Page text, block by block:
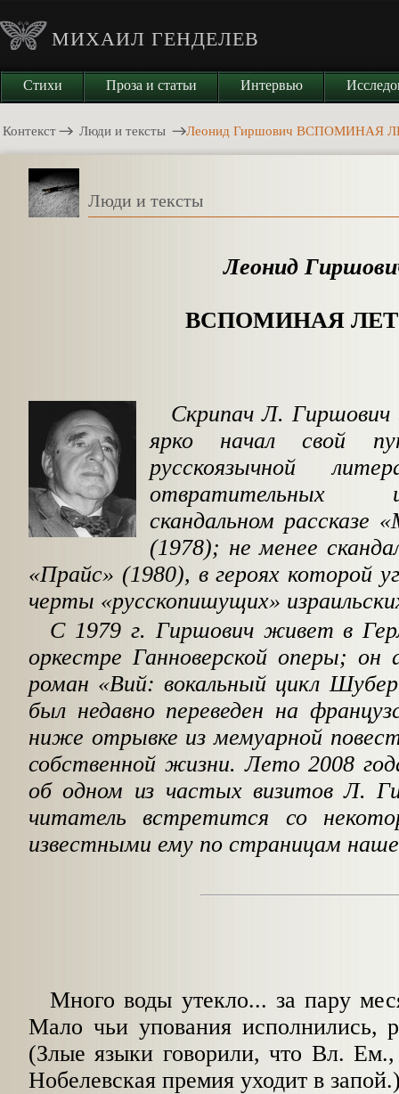
МИХАИЛ ГЕНДЕЛЕВ
Стихи Проза и статьи Интервью
Контекст Люди и тексты Леонид Гиршович ВСПОМИНАЯ
Люди и тексты
Леонид
ВСПОМИНАЯ
Скрипач Л. Гиршович
ярко начал свой
русскоязычной
отвратительных
скандальном рассказе
(1978); не менее
«Прайс» (1980), в героях которой
черты «русскопишущих»
С 1979 г. Гиршович живет в
оркестре Ганноверской оперы; он
роман «Вий: вокальный цикл
был недавно переведен на
ниже отрывке из мемуарной
собственной жизни. Лето 2008
об одном из частых визитов Л.
читатель встретится со
известными ему по страницам
Много воды утекло... за пару
Мало чьи упования исполнились,
(Злые языки говорили, что Вл. Ем.,
Нобелевская премия уходит в